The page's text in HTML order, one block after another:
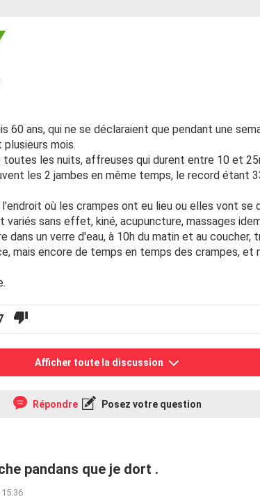
60 ans, qui ne se déclaraient que pendant une
mois.
toutes les nuits, affreuses qui durent entre 10 et
les 2 jambes en même temps, le record étant
l'endroit où les crampes ont eu lieu ou elles vont se
sans effet, kiné, acupuncture, massages
dans un verre d'eau, à 10h du matin et au coucher,
mais encore de temps en temps des crampes, et
Afficher toute la discussion
Répondre Posez votre question
pandans que je dort .